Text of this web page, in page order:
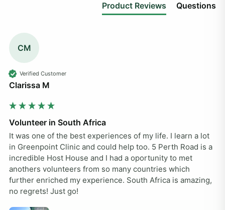
Product Reviews Questions
CM
Verified Customer
Clarissa M
Volunteer in South Africa
It was one of the best experiences of my life. I learn a lot
in Greenpoint Clinic and could help too. 5 Perth Road is a
incredible Host House and I had a oportunity to met
anothers volunteers from so many countries which
further enriched my experience. South Africa is amazing,
no regrets! Just go!